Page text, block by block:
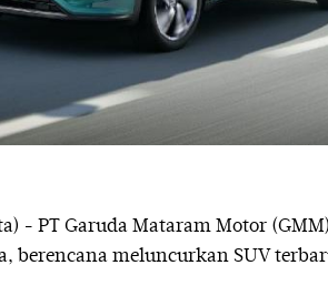
- PT Garuda Mataram Motor
berencana meluncurkan SUV